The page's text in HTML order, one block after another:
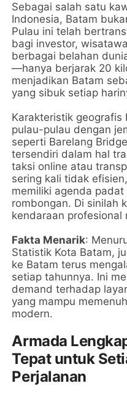
Sebagai salah satu
Indonesia, Batam
Pulau ini telah
bagi investor,
berbagai belahan
—hanya berjarak 20
menjadikan Batam
yang sibuk setiap
Karakteristik geografis
pulau-pulau dengan
seperti Barelang
tersendiri dalam hal
taksi online atau
sering kali tidak
memiliki agenda
rombongan. Di sinilah
kendaraan profesional
Fakta Menarik:
Statistik Kota Batam,
ke Batam terus
setiap tahunnya. Ini
demand terhadap
yang mampu
modern.
Armada
Tepat untuk
Perjalanan